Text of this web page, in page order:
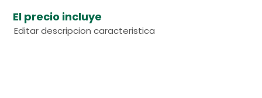
El precio incluye
Editar descripcion caracteristica